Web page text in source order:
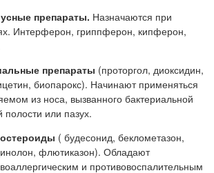
препараты. Назначаются при
Интерферон, гриппферон, кипферон,
препараты (проторгол, диоксидин,
биопарокс). Начинают применяться
из носа, вызванного бактериальной
или пазух.
( будесонид, беклометазон,
флютиказон). Обладают
и противовоспалительным